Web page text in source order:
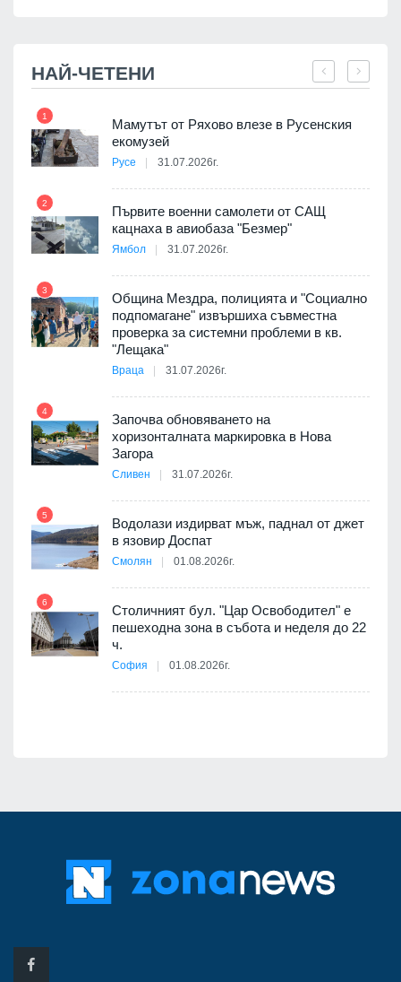
НАЙ-ЧЕТЕНИ
1
Мамутът от Ряхово влезе в Русенския
екомузей
Русе 31.07.2026г.
2
Първите военни самолети от САЩ
кацнаха в авиобаза "Безмер"
Ямбол 31.07.2026г.
3
Община Мездра, полицията и "Социално
подпомагане" извършиха съвместна
проверка за системни проблеми в кв.
"Лещака"
Враца 31.07.2026г.
4
Започва обновяването на
хоризонталната маркировка в Нова
Загора
Сливен 31.07.2026г.
5
Водолази издирват мъж, паднал от джет
в язовир Доспат
Смолян 01.08.2026г.
6
Столичният бул. "Цар Освободител" е
пешеходна зона в събота и неделя до 22
ч.
София 01.08.2026г.